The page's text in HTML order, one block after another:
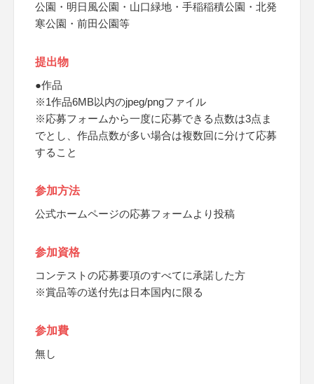
公園・明日風公園・山口緑地・手稲稲積公園・北発
寒公園・前田公園等
提出物
●作品
※1作品6MB以内のjpeg/pngファイル
※応募フォームから一度に応募できる点数は3点ま
でとし、作品点数が多い場合は複数回に分けて応募
すること
参加方法
公式ホームページの応募フォームより投稿
参加資格
コンテストの応募要項のすべてに承諾した方
※賞品等の送付先は日本国内に限る
参加費
無し